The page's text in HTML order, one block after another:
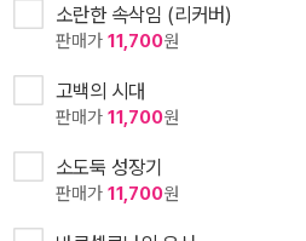
소란한 속삭임 (리커버)
판매가 11,700원
고백의 시대
판매가 11,700원
소도둑 성장기
판매가 11,700원